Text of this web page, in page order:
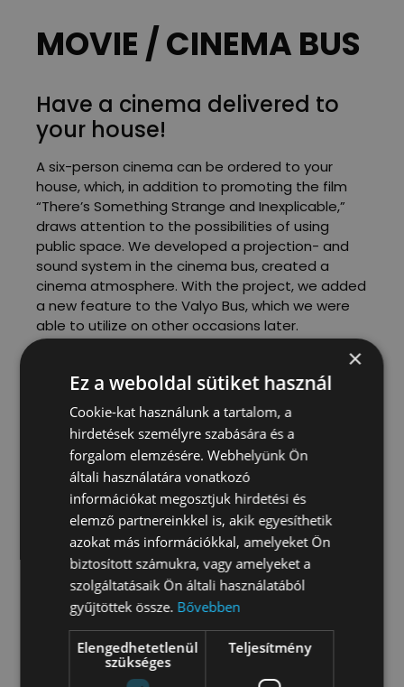
MOVIE / CINEMA BUS
Have a cinema delivered to
your house!
A six-person cinema can be ordered to your
house, which, in addition to promoting the film
“There’s Something Strange and Inexplicable,”
draws attention to the possibilities of using
public space. We developed a projection- and
sound system in the cinema bus, created a
cinema atmosphere. With the project, we added
a new feature to the Valyo Bus, which we were
able to utilize on other occasions later.
LOCATION
Budapest, több helyszín
DATE
2014
PARTICIPANTS
150 fő
ORGANIZERS
5 fő
BUDGET
1.000.000 Ft
×
Ez a weboldal sütiket használ
Cookie-kat használunk a tartalom, a
hirdetések személyre szabására és a
forgalom elemzésére. Webhelyünk Ön
általi használatára vonatkozó
információkat megosztjuk hirdetési és
elemző partnereinkkel is, akik egyesíthetik
azokat más információkkal, amelyeket Ön
biztosított számukra, vagy amelyeket a
szolgáltatásaik Ön általi használatából
gyűjtöttek össze. Bővebben
Elengedhetetlenül
szükséges
Teljesítmény